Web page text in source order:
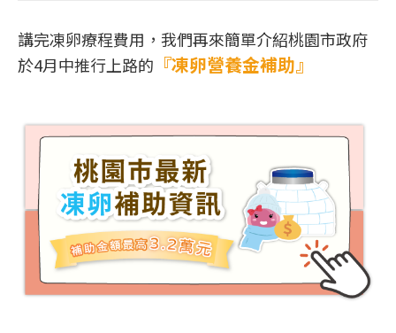
講完凍卵療程費用，我們再來簡單介紹桃園市政府
於4月中推行上路的 『凍卵營養金補助』